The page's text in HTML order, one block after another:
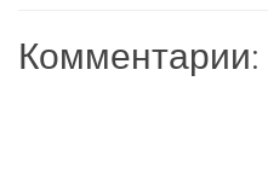
Комментарии: